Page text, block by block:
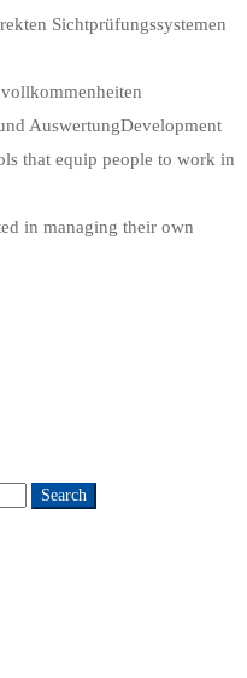
Sichtprüfungssystemen
AuswertungDevelopment
that equip people to work in
in managing their own
Search